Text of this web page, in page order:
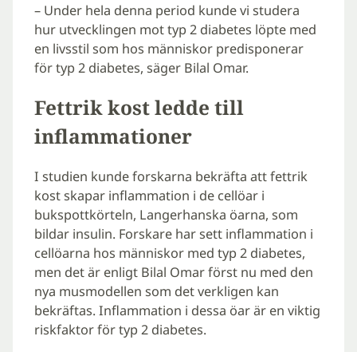
– Under hela denna period kunde vi studera
hur utvecklingen mot typ 2 diabetes löpte med
en livsstil som hos människor predisponerar
för typ 2 diabetes, säger Bilal Omar.
Fettrik kost ledde till
inflammationer
I studien kunde forskarna bekräfta att fettrik
kost skapar inflammation i de cellöar i
bukspottkörteln, Langerhanska öarna, som
bildar insulin. Forskare har sett inflammation i
cellöarna hos människor med typ 2 diabetes,
men det är enligt Bilal Omar först nu med den
nya musmodellen som det verkligen kan
bekräftas. Inflammation i dessa öar är en viktig
riskfaktor för typ 2 diabetes.